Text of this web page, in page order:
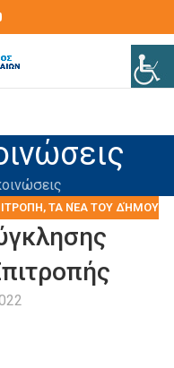
, ΤΑ ΝΈΑ ΤΟΥ ΔΉΜΟΥ